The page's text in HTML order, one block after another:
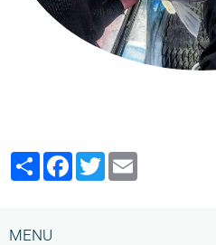
PartagerFacebook
Twitter
MENU